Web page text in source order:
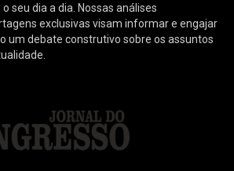
seu dia a dia. Nossas análises
exclusivas visam informar e engajar
um debate construtivo sobre os assuntos